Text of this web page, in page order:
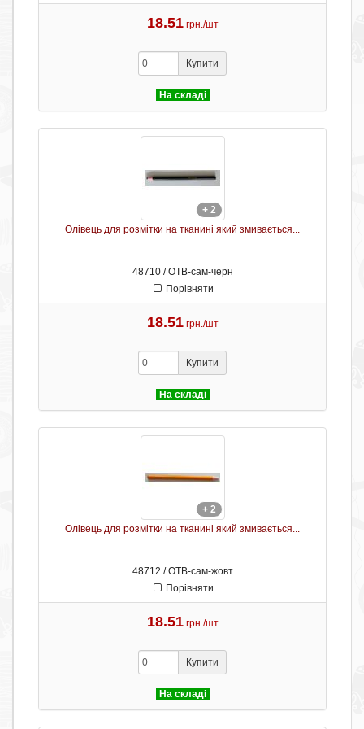
18.51 грн./шт
Купити
На складі
+ 2
Олівець для розмітки на тканині який змивається...
48710 / ОТB-сам-черн
Порівняти
18.51 грн./шт
Купити
На складі
+ 2
Олівець для розмітки на тканині який змивається...
48712 / ОТB-сам-жовт
Порівняти
18.51 грн./шт
Купити
На складі